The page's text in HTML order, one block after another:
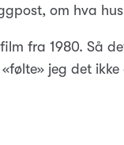
om hva
fra 1980. Så
jeg det